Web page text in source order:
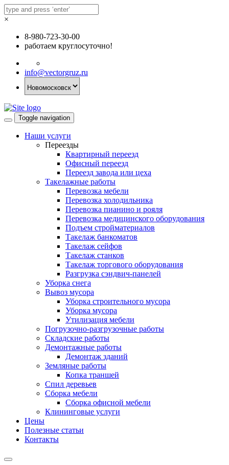
×
8-980-723-30-00
работаем круглосуточно!
info@vectorgruz.ru
Toggle navigation
Наши услуги
Переезды
Квартирный переезд
Офисный переезд
Переезд завода или цеха
Такелажные работы
Перевозка мебели
Перевозка холодильника
Перевозка пианино и рояля
Перевозка медицинского оборудования
Подъем стройматериалов
Такелаж банкоматов
Такелаж сейфов
Такелаж станков
Такелаж торгового оборудования
Разгрузка сэндвич-панелей
Уборка снега
Вывоз мусора
Уборка строительного мусора
Уборка мусора
Утилизация мебели
Погрузочно-разгрузочные работы
Складские работы
Демонтажные работы
Демонтаж зданий
Земляные работы
Копка траншей
Спил деревьев
Сборка мебели
Сборка офисной мебели
Клининговые услуги
Цены
Полезные статьи
Контакты